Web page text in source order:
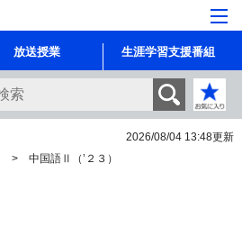
放送授業 生涯学習支援番組
2026/08/04 13:48更新
中国語Ⅱ（’２３）